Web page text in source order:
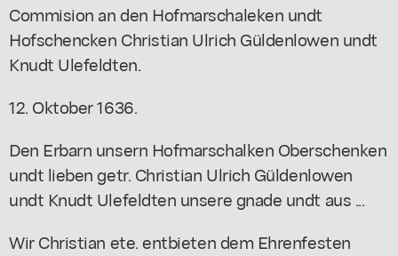
Commision an den Hofmarschaleken undt
Hofschencken Christian Ulrich Güldenlowen undt
Knudt Ulefeldten.
12. Oktober 1636.
Den Erbarn unsern Hofmarschalken Oberschenken
undt lieben getr. Christian Ulrich Güldenlowen
undt Knudt Ulefeldten unsere gnade undt aus ...
Wir Christian ete. entbieten dem Ehrenfesten